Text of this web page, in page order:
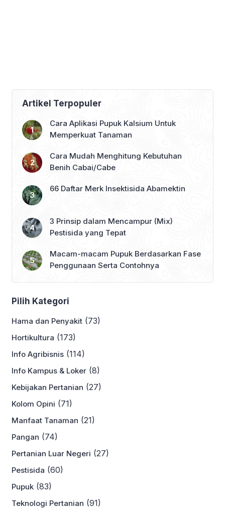
Artikel Terpopuler
Cara Aplikasi Pupuk Kalsium Untuk
Memperkuat Tanaman
Cara Mudah Menghitung Kebutuhan
Benih Cabai/Cabe
66 Daftar Merk Insektisida Abamektin
3 Prinsip dalam Mencampur (Mix)
Pestisida yang Tepat
Macam-macam Pupuk Berdasarkan Fase
Penggunaan Serta Contohnya
Pilih Kategori
Hama dan Penyakit (73)
Hortikultura (173)
Info Agribisnis (114)
Info Kampus & Loker (8)
Kebijakan Pertanian (27)
Kolom Opini (71)
Manfaat Tanaman (21)
Pangan (74)
Pertanian Luar Negeri (27)
Pestisida (60)
Pupuk (83)
Teknologi Pertanian (91)